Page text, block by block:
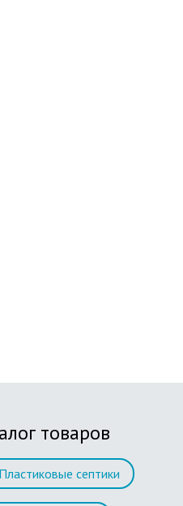
товаров
Пластиковые септики